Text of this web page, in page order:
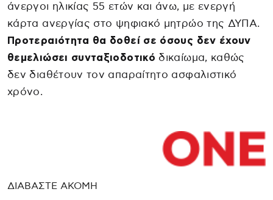
άνεργοι ηλικίας 55 ετών και άνω, με ενεργή
κάρτα ανεργίας στο ψηφιακό μητρώο της ΔΥΠΑ.
Προτεραιότητα θα δοθεί σε όσους δεν έχουν
θεμελιώσει συνταξιοδοτικό δικαίωμα, καθώς
δεν διαθέτουν τον απαραίτητο ασφαλιστικό
χρόνο.
ΔΙΑΒΑΣΤΕ ΑΚΟΜΗ